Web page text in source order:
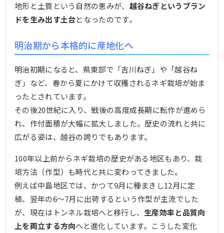
地形と土質という自然の恵みが、 越谷ねぎというブラン
ドを生み出す土台となったのです。
明治期から本格的に産地化へ
明治初期になると、県東部で「吉川ねぎ」や「越谷ね
ぎ」など、春から夏にかけて収穫されるネギ栽培が始ま
ったとされています。
その後20世紀に入り、戦後の高度成長期に転作が進めら
れ、作付面積が大幅に拡大しました。歴史の流れと共に
広がる姿は、越谷の誇りでもあります。
100年以上前からネギ栽培の歴史がある地区もあり、栽
培方法（作型）も時代と共に変わってきました。
例えば中島地区では、かつて9月に種まきし12月に定
植、翌年の6〜7月に出荷するという作型が主流でした
が、現在はトンネル栽培へと移行し、 生産効率と品質向
上を両立する方向へと進化しています。こうした変化